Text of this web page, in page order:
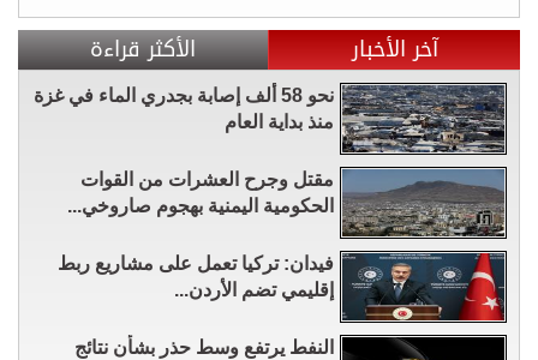
آخر الأخبار الأكثر قراءة
نحو 58 ألف إصابة بجدري الماء في غزة
منذ بداية العام
مقتل وجرح العشرات من القوات
الحكومية اليمنية بهجوم صاروخي...
فيدان: تركيا تعمل على مشاريع ربط
إقليمي تضم الأردن...
النفط يرتفع وسط حذر بشأن نتائج